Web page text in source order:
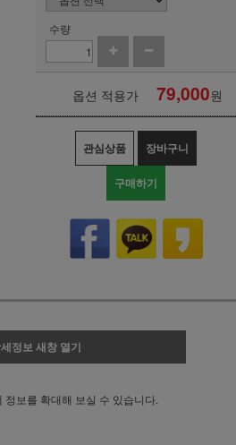
수량
옵션 적용가 79,000원
관심상품 장바구니
구매하기
정보 새창 열기
정보를 확대해 보실 수 있습니다.